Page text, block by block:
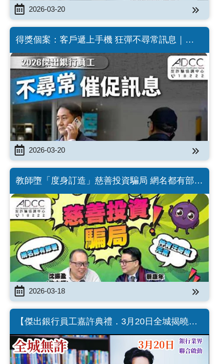
2026-03-20
得獎個案：客戶遞上手機 狂彈不尋常訊息｜
2026傑出銀行員工嘉許典禮 （Chinese version
only）
2026-03-20
教師墮「度身訂造」慈善投資騙局 網名都有部署
｜專家拆解騙局（Chinese version only）
2026-03-18
【傑出銀行員工嘉許典禮．3月20日全城揭曉】
（Chinese version only）